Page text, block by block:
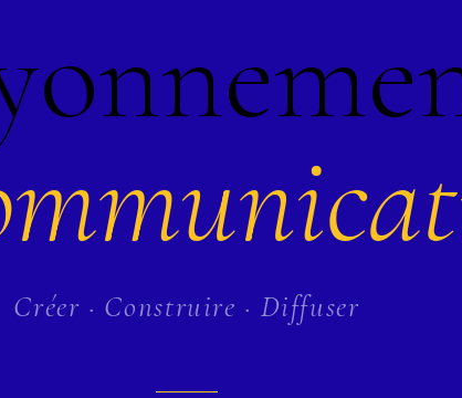
Créer · Construire · Diffuser